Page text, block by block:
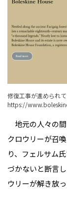
修復工事が進められ
https://
地元の人々の
クロウリーが召
り、フェルサム
づかないと断言
ウリーが解き放